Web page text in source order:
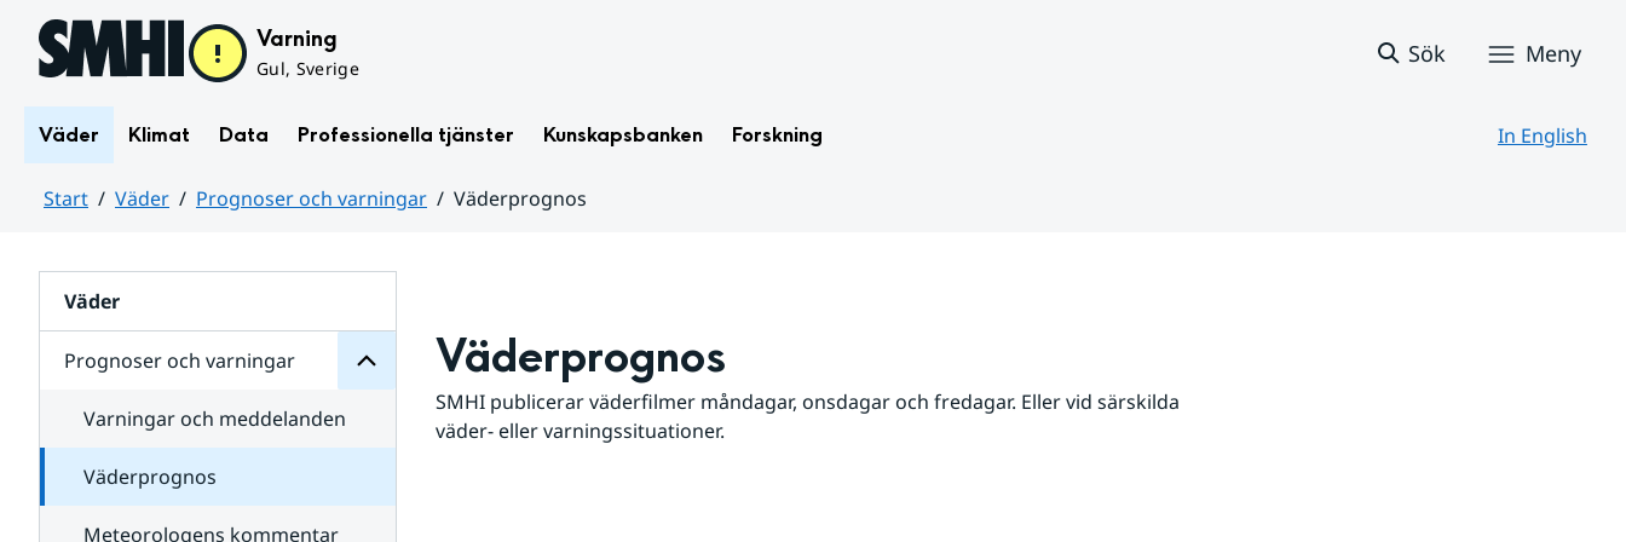
Hoppa till sidans innehåll Varning
Gul, Sverige
Sök Meny
Väder Klimat Data Professionella tjänster Kunskapsbanken Forskning In English
Start Väder Prognoser och varningar
Väderprognos
Väder
Prognoser och varningar
för
varningar
Varningar och meddelanden
Väderprognos
Meteorologens kommentar
Väderprognos
SMHI publicerar väderfilmer måndagar, onsdagar och fredagar. Eller vid särskilda
väder- eller varningssituationer.